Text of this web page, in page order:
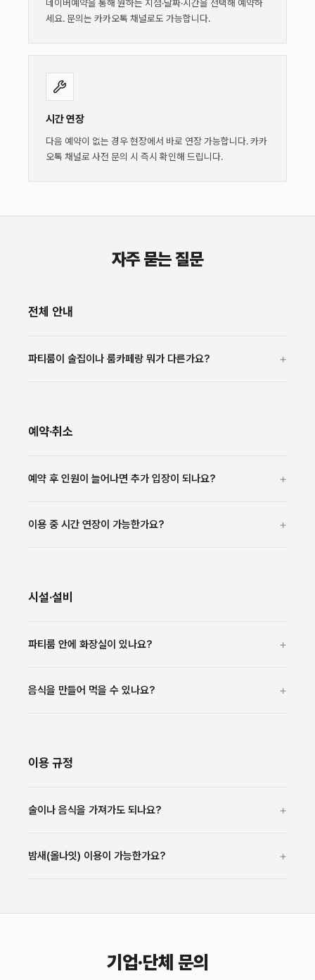
네이버예약을 통해 원하는 지점·날짜·시간을 선택해 예약하
세요. 문의는 카카오톡 채널로도 가능합니다.
시간 연장
다음 예약이 없는 경우 현장에서 바로 연장 가능합니다. 카카
오톡 채널로 사전 문의 시 즉시 확인해 드립니다.
자주 묻는 질문
전체 안내
파티룸이 술집이나 룸카페랑 뭐가 다른가요? +
예약·취소
예약 후 인원이 늘어나면 추가 입장이 되나요? +
이용 중 시간 연장이 가능한가요? +
시설·설비
파티룸 안에 화장실이 있나요? +
음식을 만들어 먹을 수 있나요? +
이용 규정
술이나 음식을 가져가도 되나요? +
밤새(올나잇) 이용이 가능한가요? +
기업·단체 문의